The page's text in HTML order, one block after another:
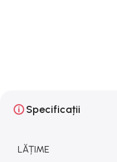
Specificații
LĂȚIME